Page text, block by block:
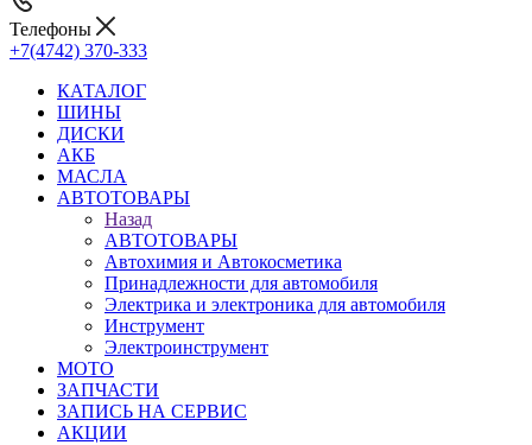
Телефоны
+7(4742) 370-333
КАТАЛОГ
ШИНЫ
ДИСКИ
АКБ
МАСЛА
АВТОТОВАРЫ
Назад
АВТОТОВАРЫ
Автохимия и Автокосметика
Принадлежности для автомобиля
Электрика и электроника для автомобиля
Инструмент
Электроинструмент
МОТО
ЗАПЧАСТИ
ЗАПИСЬ НА СЕРВИС
АКЦИИ